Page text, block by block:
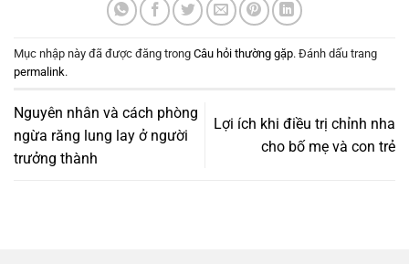
Mục nhập này đã được đăng trong Câu hỏi thường gặp. Đánh dấu trang
permalink.
Nguyên nhân và cách phòng
ngừa răng lung lay ở người
trưởng thành
Lợi ích khi điều trị chỉnh nha
cho bố mẹ và con trẻ